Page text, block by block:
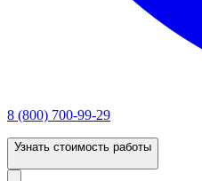
8 (800) 700-99-29
Узнать стоимость работы